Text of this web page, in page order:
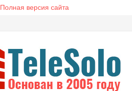
Полная версия сайта